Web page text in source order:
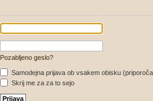
Pozabljeno geslo?
Samodejna prijava ob vsakem obisku
Skrij me za za to sejo